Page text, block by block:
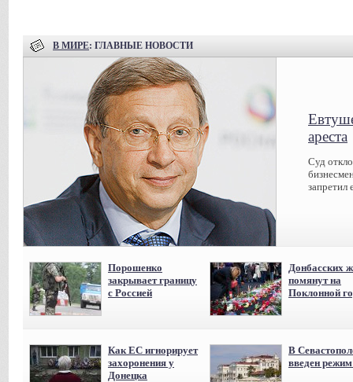
В МИРЕ: ГЛАВНЫЕ НОВОСТИ
ареста
Суд
запретил
Порошенко
закрывает границу
с Россией
Донбасских
помянут на
Поклонной
Как ЕС игнорирует
захоронения у
Донецка
В
введен